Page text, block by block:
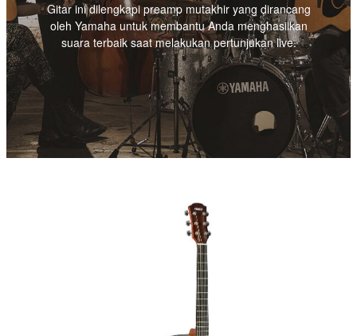
Gitar ini dilengkapi preamp mutakhir yang dirancang
oleh Yamaha untuk membantu Anda menghasilkan
suara terbaik saat melakukan pertunjukan live.